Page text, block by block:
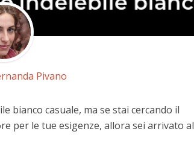
Pivano
bianco casuale, ma se stai cercando il
per le tue esigenze, allora sei arrivato al